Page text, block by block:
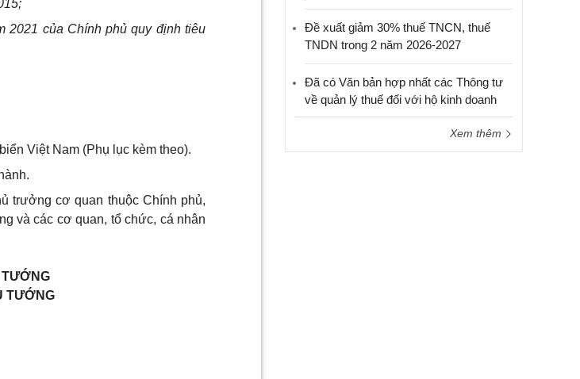
2021 của Chính phủ quy định tiêu
Việt Nam (Phụ lục kèm theo).
trưởng cơ quan thuộc Chính phủ,
và các cơ quan, tổ chức, cá nhân
TƯỚNG
TƯỚNG
Đề xuất giảm 30% thuế TNCN, thuế
TNDN trong 2 năm 2026-2027
Đã có Văn bản hợp nhất các Thông tư
về quản lý thuế đối với hộ kinh doanh
Xem thêm